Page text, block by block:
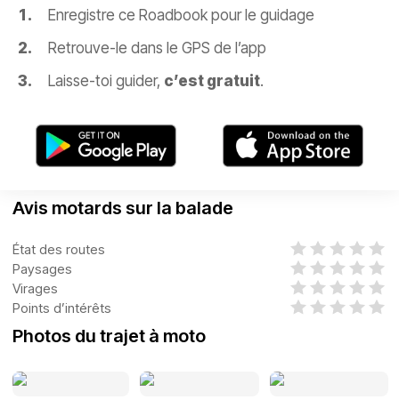
Enregistre ce Roadbook pour le guidage
Retrouve-le dans le GPS de l’app
Laisse-toi guider, c’est gratuit.
Avis motards sur la balade
État des routes
Paysages
Virages
Points d’intérêts
Photos du trajet à moto